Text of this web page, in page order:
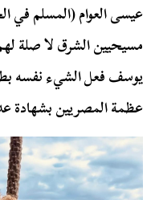
عيسى العوام (المسلم في
مسيحيين الشرق لا صلة
يوسف فعل الشيء نفسه
عظمة المصريين بشهادة